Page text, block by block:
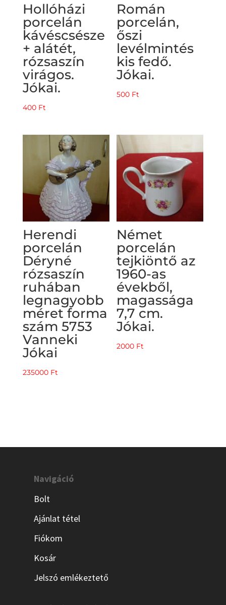
Hollóházi
porcelán
kávéscsésze
+ alátét,
rózsaszín
virágos.
Jókai.
400 Ft
Román
porcelán,
őszi
levélmintés
kis fedő.
Jókai.
500 Ft
Herendi
porcelán
Déryné
rózsaszín
ruhában
legnagyobb
méret forma
szám 5753
Vanneki
Jókai
235000 Ft
Német
porcelán
tejkiöntő az
1960-as
évekből,
magassága
7,7 cm.
Jókai.
2000 Ft
Navigáció
Bolt
Ajánlat tétel
Fiókom
Kosár
Jelszó emlékeztető